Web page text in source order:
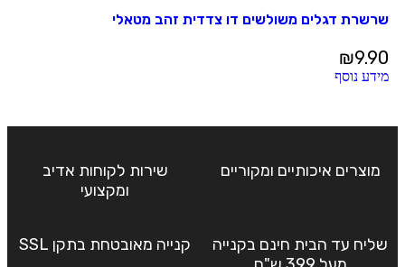
שרשרת דגלים משולשים דו צדדית זהב מטאלי
₪9.90
מידע נוסף
מוצרים איכותיים ומקוריים
שירות לקוחות אדיב
ומקצועי
שליח עד הבית חינם בקנייה
קנייה מאובטחת בתקן SSL